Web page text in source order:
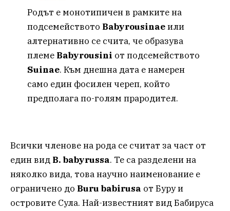
Родът е монотипичен в рамките на
подсемейството Babyrousinaeили
алтернативно се счита, че образува
племе Babyrousini от подсемейството
Suinae. Към днешна дата е намерен
само един фосилен череп, който
предполага по-голям прародител.
Всички членове на рода се считат за част от
един вид B. babyrussa. Те са разделени на
няколко вида, това научно наименование е
ограничено до Buru babirusa от Буру и
островите Сула. Най-известният вид Бабируса